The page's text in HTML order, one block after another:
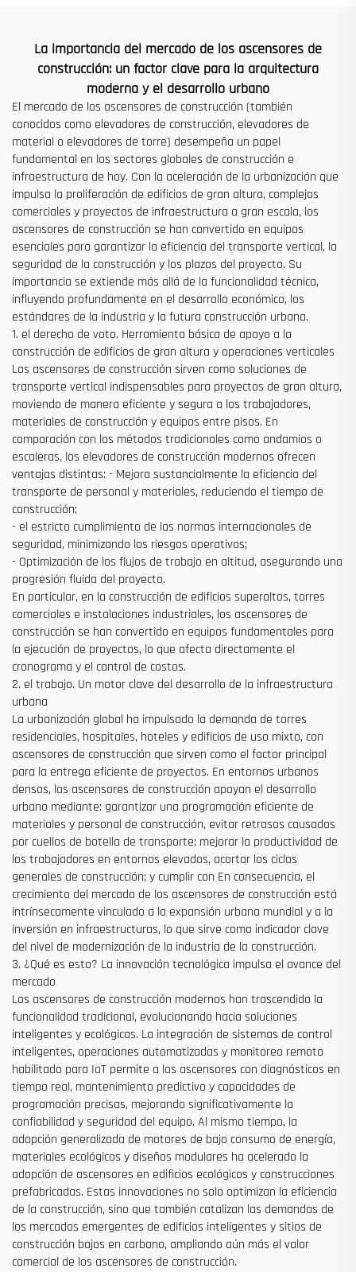
La importancia del mercado de los ascensores de
construcción: un factor clave para la arquitectura
moderna y el desarrollo urbano
El mercado de los ascensores de construcción (también
conocidos como elevadores de construcción, elevadores de
material o elevadores de torre) desempeña un papel
fundamental en los sectores globales de construcción e
infraestructura de hoy. Con la aceleración de la urbanización que
impulsa la proliferación de edificios de gran altura, complejos
comerciales y proyectos de infraestructura a gran escala, los
ascensores de construcción se han convertido en equipos
esenciales para garantizar la eficiencia del transporte vertical, la
seguridad de la construcción y los plazos del proyecto. Su
importancia se extiende más allá de la funcionalidad técnica,
influyendo profundamente en el desarrollo económico, los
estándares de la industria y la futura construcción urbana.
1. el derecho de voto. Herramienta básica de apoyo a la
construcción de edificios de gran altura y operaciones verticales
Los ascensores de construcción sirven como soluciones de
transporte vertical indispensables para proyectos de gran altura,
moviendo de manera eficiente y segura a los trabajadores,
materiales de construcción y equipos entre pisos. En
comparación con los métodos tradicionales como andamios o
escaleras, los elevadores de construcción modernos ofrecen
ventajas distintas: - Mejora sustancialmente la eficiencia del
transporte de personal y materiales, reduciendo el tiempo de
construcción;
- el estricto cumplimiento de las normas internacionales de
seguridad, minimizando los riesgos operativos;
- Optimización de los flujos de trabajo en altitud, asegurando una
progresión fluida del proyecto.
En particular, en la construcción de edificios superaltos, torres
comerciales e instalaciones industriales, los ascensores de
construcción se han convertido en equipos fundamentales para
la ejecución de proyectos, lo que afecta directamente el
cronograma y el control de costos.
2. el trabajo. Un motor clave del desarrollo de la infraestructura
urbana
La urbanización global ha impulsado la demanda de torres
residenciales, hospitales, hoteles y edificios de uso mixto, con
ascensores de construcción que sirven como el factor principal
para la entrega eficiente de proyectos. En entornos urbanos
densos, los ascensores de construcción apoyan el desarrollo
urbano mediante: garantizar una programación eficiente de
materiales y personal de construcción, evitar retrasos causados
por cuellos de botella de transporte; mejorar la productividad de
los trabajadores en entornos elevados, acortar los ciclos
generales de construcción; y cumplir con En consecuencia, el
crecimiento del mercado de los ascensores de construcción está
intrínsecamente vinculado a la expansión urbana mundial y a la
inversión en infraestructuras, lo que sirve como indicador clave
del nivel de modernización de la industria de la construcción.
3. ¿Qué es esto? La innovación tecnológica impulsa el avance del
mercado
Los ascensores de construcción modernos han trascendido la
funcionalidad tradicional, evolucionando hacia soluciones
inteligentes y ecológicas. La integración de sistemas de control
inteligentes, operaciones automatizadas y monitoreo remoto
habilitado para IoT permite a los ascensores con diagnósticos en
tiempo real, mantenimiento predictivo y capacidades de
programación precisas, mejorando significativamente la
confiabilidad y seguridad del equipo. Al mismo tiempo, la
adopción generalizada de motores de bajo consumo de energía,
materiales ecológicos y diseños modulares ha acelerado la
adopción de ascensores en edificios ecológicos y construcciones
prefabricadas. Estas innovaciones no solo optimizan la eficiencia
de la construcción, sino que también catalizan las demandas de
los mercados emergentes de edificios inteligentes y sitios de
construcción bajos en carbono, ampliando aún más el valor
comercial de los ascensores de construcción.